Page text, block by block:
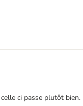
ci passe plutôt bien.